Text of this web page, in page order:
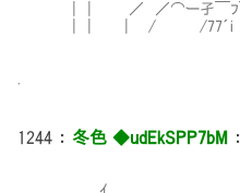
| | ／ ／⌒ー孑￣ﾌ￣｀
| | | / /77´i |
1244 ： 冬色 ◆udEkSPP7bM ：
,ｲ